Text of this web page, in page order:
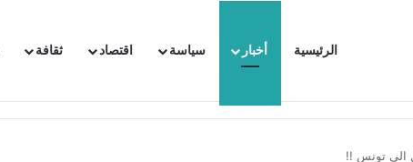
الرئيسية أخبار سياسة اقتصاد ثقافة
السفيرة الفرنسية بتونس وتبلغها احتجاجا شديد اللهجة !!
الى تونس !!